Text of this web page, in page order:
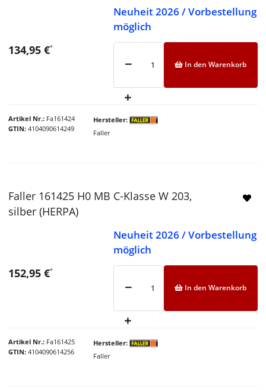
Neuheit 2026 / Vorbestellung
möglich
Artikel Nr. Fa161424
GTIN 4104090614249
Hersteller
Faller
134,95 €*
In den Warenkorb
Faller 161425 H0 MB C-Klasse W 203,
silber (HERPA)
Neuheit 2026 / Vorbestellung
möglich
Artikel Nr. Fa161425
GTIN 4104090614256
Hersteller
Faller
152,95 €*
In den Warenkorb